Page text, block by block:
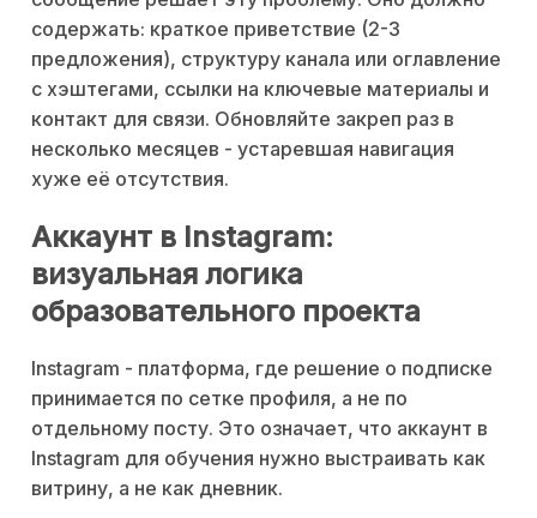
содержать: краткое приветствие (2-3
предложения), структуру канала или оглавление
с хэштегами, ссылки на ключевые материалы и
контакт для связи. Обновляйте закреп раз в
несколько месяцев - устаревшая навигация
хуже её отсутствия.
Аккаунт в Instagram:
визуальная логика
образовательного проекта
Instagram - платформа, где решение о подписке
принимается по сетке профиля, а не по
отдельному посту. Это означает, что аккаунт в
Instagram для обучения нужно выстраивать как
витрину, а не как дневник.